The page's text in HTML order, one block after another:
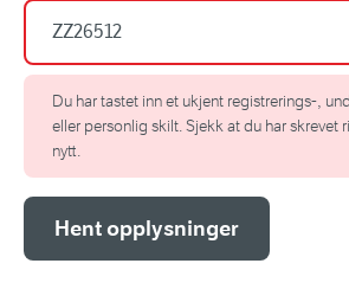
Du har tastet inn et ukjent registrerings-,
eller personlig skilt. Sjekk at du har skrevet
nytt.
Hent opplysninger